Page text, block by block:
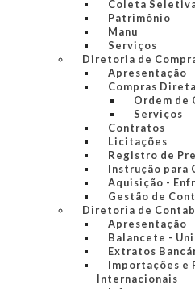
Coleta
Patrimônio
Manu
Serviços
Diretoria de
Apresentação
Compras
Ordem de
Serviços
Contratos
Licitações
Registro de
Instrução para
Aquisição -
Gestão de
Diretoria de
Apresentação
Balancete -
Extratos
Importações e
Internacionais